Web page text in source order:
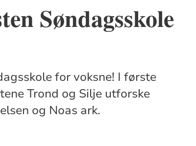
Søndagsskole
for voksne! I første
Trond og Silje utforske
og Noas ark.